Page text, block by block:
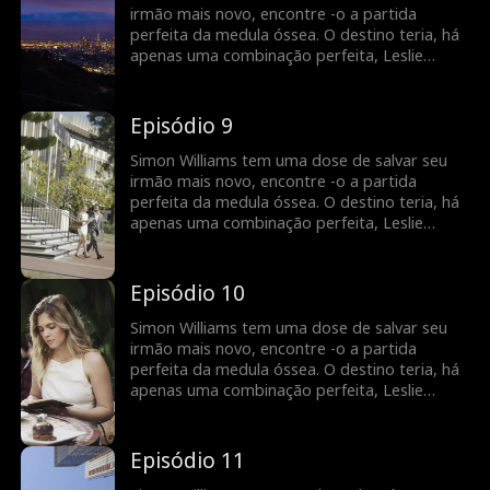
Leslie descobre ... Simon é realmente o
herdeiro de uma empresa de bilhões de
dólares e não o Joe médio que ele se faz?
irmão mais novo, encontre -o a partida
perfeita da medula óssea. O destino teria, há
apenas uma combinação perfeita, Leslie
possa ficar nos Estados Unidos. Leslie precisa
de um green card, e Simon precisa de sua
medula óssea. Mas o que acontece quando
Leslie descobre ... Simon é realmente o
herdeiro de uma empresa de bilhões de
dólares e não o Joe médio que ele se faz?
Episódio 9
Simon Williams tem uma dose de salvar seu
irmão mais novo, encontre -o a partida
perfeita da medula óssea. O destino teria, há
apenas uma combinação perfeita, Leslie
possa ficar nos Estados Unidos. Leslie precisa
de um green card, e Simon precisa de sua
medula óssea. Mas o que acontece quando
Leslie descobre ... Simon é realmente o
herdeiro de uma empresa de bilhões de
dólares e não o Joe médio que ele se faz?
Episódio 10
Simon Williams tem uma dose de salvar seu
irmão mais novo, encontre -o a partida
perfeita da medula óssea. O destino teria, há
apenas uma combinação perfeita, Leslie
possa ficar nos Estados Unidos. Leslie precisa
de um green card, e Simon precisa de sua
Episódio 11